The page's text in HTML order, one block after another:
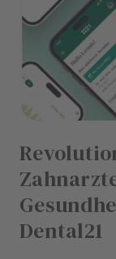
Dental21